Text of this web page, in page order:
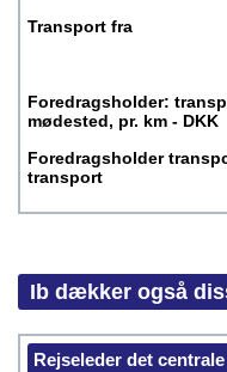
Transport fra
Foredragsholder:
mødested, pr. km - DKK
Foredragsholder
transport
Ib dækker også
Rejseleder det